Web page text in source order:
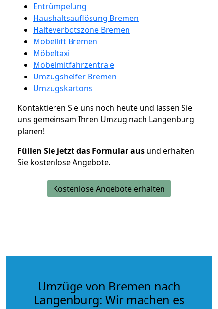
Entrümpelung
Haushaltsauflösung Bremen
Halteverbotszone Bremen
Möbellift Bremen
Möbeltaxi
Möbelmitfahrzentrale
Umzugshelfer Bremen
Umzugskartons
Kontaktieren Sie uns noch heute und lassen Sie
uns gemeinsam Ihren Umzug nach Langenburg
planen!
Füllen Sie jetzt das Formular aus und erhalten
Sie kostenlose Angebote.
Kostenlose Angebote erhalten
Umzüge von Bremen nach
Langenburg: Wir machen es